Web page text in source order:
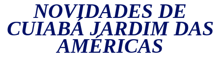
NOVIDADES DE
CUIABÁ JARDIM DAS
AMÉRICAS